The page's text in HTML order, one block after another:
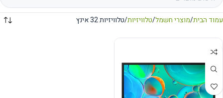
עמוד הבית מוצרי חשמל טלוויזיות טלוויזיות 32 אינץ